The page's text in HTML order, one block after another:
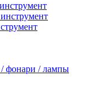
фонари / лампы